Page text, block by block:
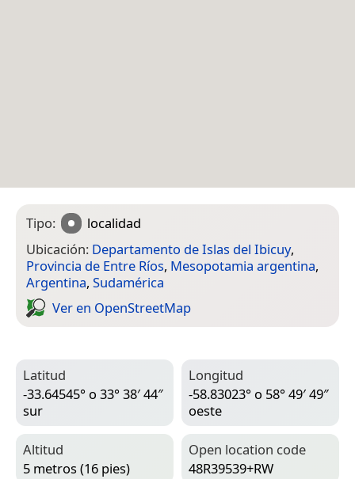
Tipo:
localidad
Ubicación: Departamento de Islas del Ibicuy,
Provincia de Entre Ríos, Mesopotamia argentina,
Argentina, Sudamérica
Ver en Open­Street­Map
Latitud
-33.64545° o 33° 38′ 44″
sur
Longitud
-58.83023° o 58° 49′ 49″
oeste
Altitud
5 metros (16 pies)
Open location code
48R39539+RW